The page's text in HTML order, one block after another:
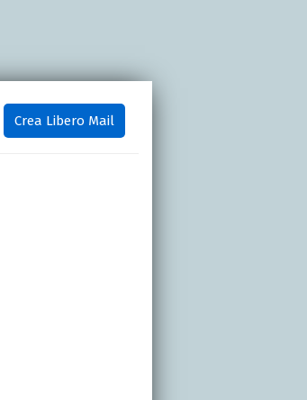
Crea Libero Mail